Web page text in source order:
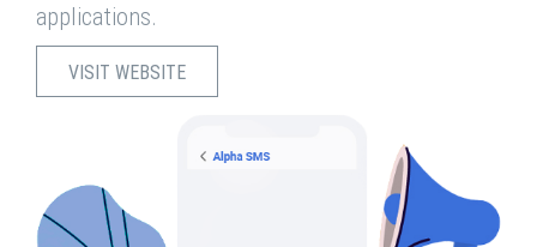
applications.
VISIT WEBSITE